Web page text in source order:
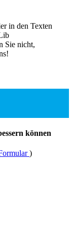
in den Texten
Sie nicht,
können
)